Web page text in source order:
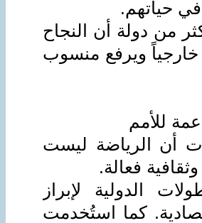
في حياتهم.
من دولة أن النجاح
ويرفع منسوب
للأمم
أن الرياضة ليست
فعالة.
الدولية لإبراز
كما استُخدمت